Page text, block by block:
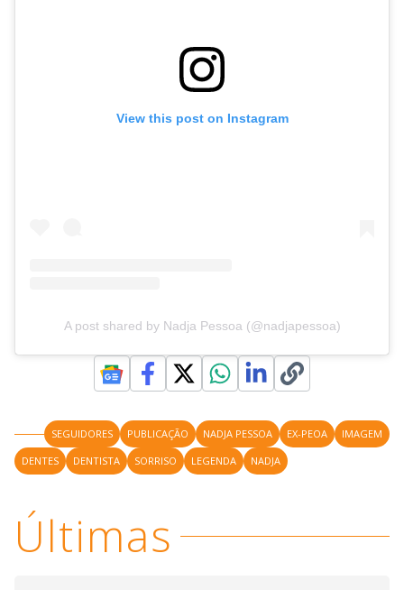
View this post on Instagram
A post shared by Nadja Pessoa (@nadjapessoa)
SEGUIDORES PUBLICAÇÃO NADJA PESSOA EX-PEOA
IMAGEM
DENTES
DENTISTA SORRISO LEGENDA NADJA
Últimas